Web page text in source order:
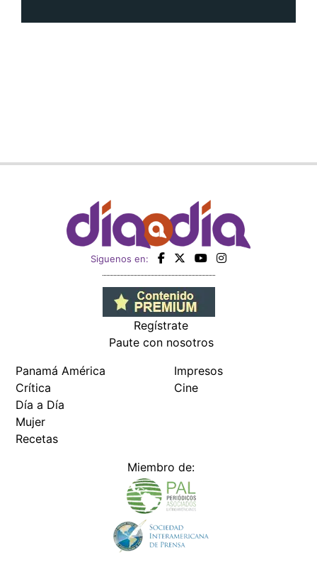
Siguenos en:
Regístrate
Paute con nosotros
Panamá América
Crítica
Día a Día
Mujer
Recetas
Impresos
Cine
Miembro de: